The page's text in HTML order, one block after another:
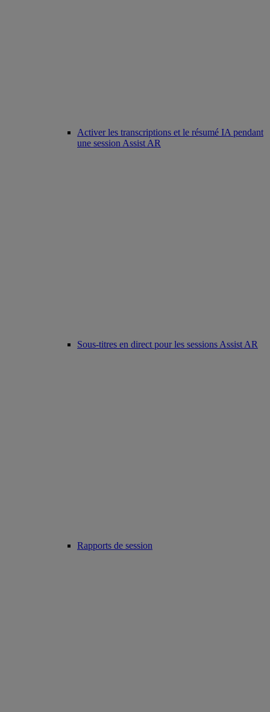
Activer les transcriptions et le résumé IA pendant
une session Assist AR
Sous-titres en direct pour les sessions Assist AR
Rapports de session